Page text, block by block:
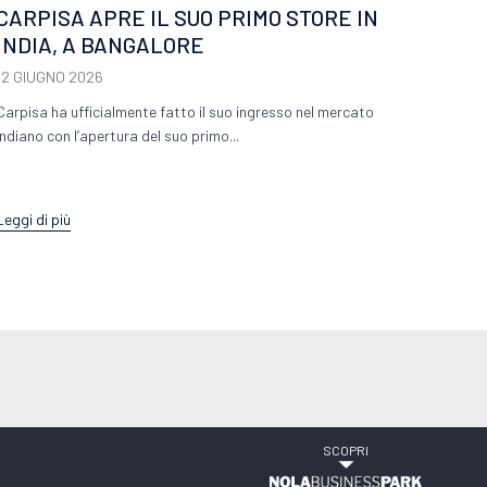
APRE IL SUO PRIMO STORE IN
A BANGALORE
GIUGNO 2026
ha ufficialmente fatto il suo ingresso nel mercato
con l’apertura del suo primo...
di più
SCOPRI